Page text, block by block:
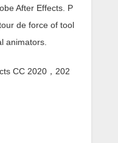
After Effects. P
de force of tool
animators.
CC 2020，202